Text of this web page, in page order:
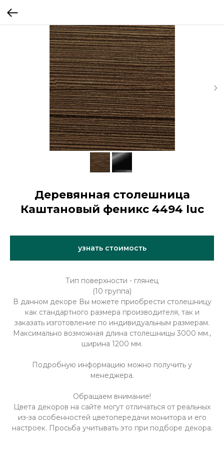
Деревянная столешница
Каштановый феникс 4494 luc
узнать стоимость
Тип поверхности - глянец
(10 группа)
В данном декоре Вы можете приобрести столешницу
как стандартного размера производителя, так и
заказать изготовление по индивидуальным размерам.
Максимально возможная длина столешницы 3000 мм.,
ширина 1200 мм.
Подробную информацию можно получить у
менеджера.
Обращаем внимание!
Цвета декоров на сайте могут отличаться от реальных
из-за особенностей цветопередачи монитора и его
настроек. Просьба учитывать это при подборе декора.